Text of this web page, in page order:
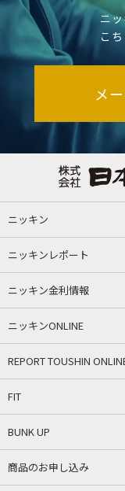
ニ
こ
メ
ニッキン
ニッキンレポート
ニッキン金利情報
ニッキンONLINE
REPORT TOUSHIN
FIT
BUNK UP
商品のお申し込み